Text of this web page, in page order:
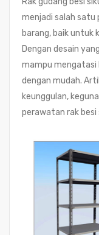
menjadi salah
barang, baik untuk
Dengan desain
mampu mengatasi
dengan mudah.
keunggulan,
perawatan rak besi